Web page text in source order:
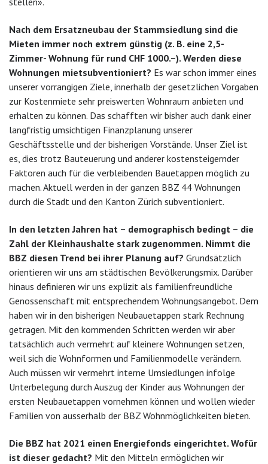
Nach dem Ersatzneubau der Stammsiedlung sind die
Mieten immer noch extrem günstig (z. B. eine 2,5-
Zimmer- Wohnung für rund CHF 1000.–). Werden diese
Wohnungen mietsubventioniert? Es war schon immer eines
unserer vorrangigen Ziele, innerhalb der gesetzlichen Vorgaben
zur Kostenmiete sehr preiswerten Wohnraum anbieten und
erhalten zu können. Das schafften wir bisher auch dank einer
langfristig umsichtigen Finanzplanung unserer
Geschäftsstelle und der bisherigen Vorstände. Unser Ziel ist
es, dies trotz Bauteuerung und anderer kostensteigernder
Faktoren auch für die verbleibenden Bauetappen möglich zu
machen. Aktuell werden in der ganzen BBZ 44 Wohnungen
durch die Stadt und den Kanton Zürich subventioniert.
In den letzten Jahren hat – demographisch bedingt – die
Zahl der Kleinhaushalte stark zugenommen. Nimmt die
BBZ diesen Trend bei ihrer Planung auf? Grundsätzlich
orientieren wir uns am städtischen Bevölkerungsmix. Darüber
hinaus definieren wir uns explizit als familienfreundliche
Genossenschaft mit entsprechendem Wohnungsangebot. Dem
haben wir in den bisherigen Neubauetappen stark Rechnung
getragen. Mit den kommenden Schritten werden wir aber
tatsächlich auch vermehrt auf kleinere Wohnungen setzen,
weil sich die Wohnformen und Familienmodelle verändern.
Auch müssen wir vermehrt interne Umsiedlungen infolge
Unterbelegung durch Auszug der Kinder aus Wohnungen der
ersten Neubauetappen vornehmen können und wollen wieder
Familien von ausserhalb der BBZ Wohnmöglichkeiten bieten.
Die BBZ hat 2021 einen Energiefonds eingerichtet. Wofür
ist dieser gedacht? Mit den Mitteln ermöglichen wir